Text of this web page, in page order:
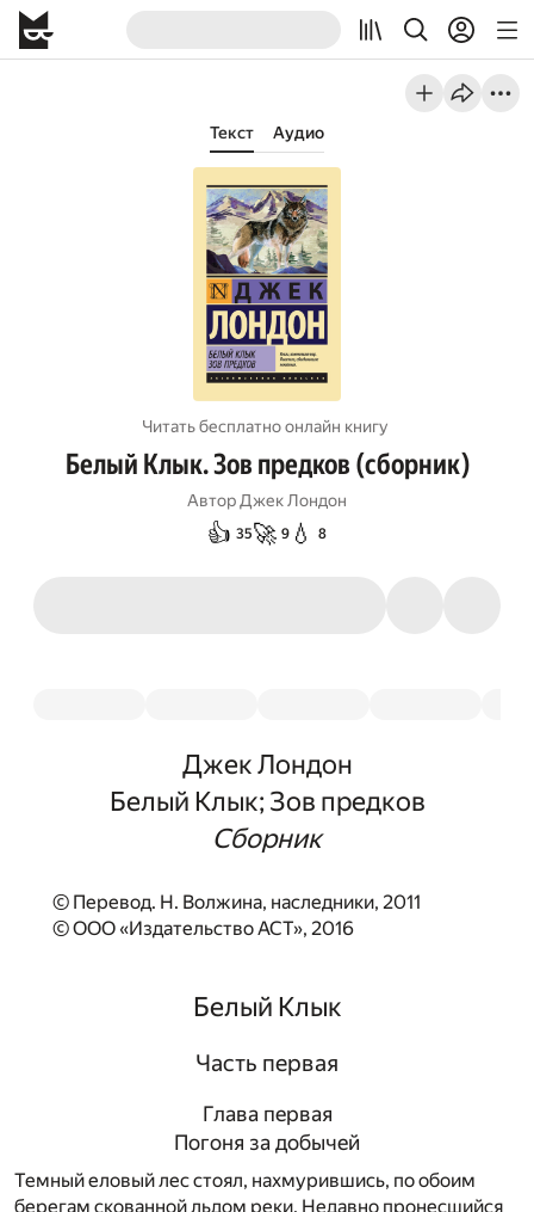
Текст Аудио
Читать бесплатно онлайн книгу
Белый Клык. Зов предков (сборник)
Автор Джек Лондон
👍 35🚀 9 💧 8
Джек Лондон
Белый Клык; Зов предков
Сборник
© Перевод. Н. Волжина, наследники, 2011
© ООО «Издательство АСТ», 2016
Белый Клык
Часть первая
Глава первая
Погоня за добычей
Темный еловый лес стоял, нахмурившись, по обоим
берегам скованной льдом реки. Недавно пронесшийся